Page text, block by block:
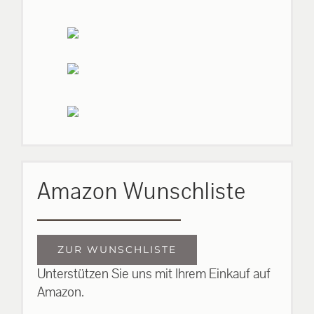
Amazon Wunschliste
ZUR WUNSCHLISTE
Unterstützen Sie uns mit Ihrem Einkauf auf
Amazon.